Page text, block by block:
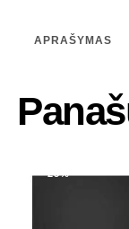
APRAŠYMAS
-25%